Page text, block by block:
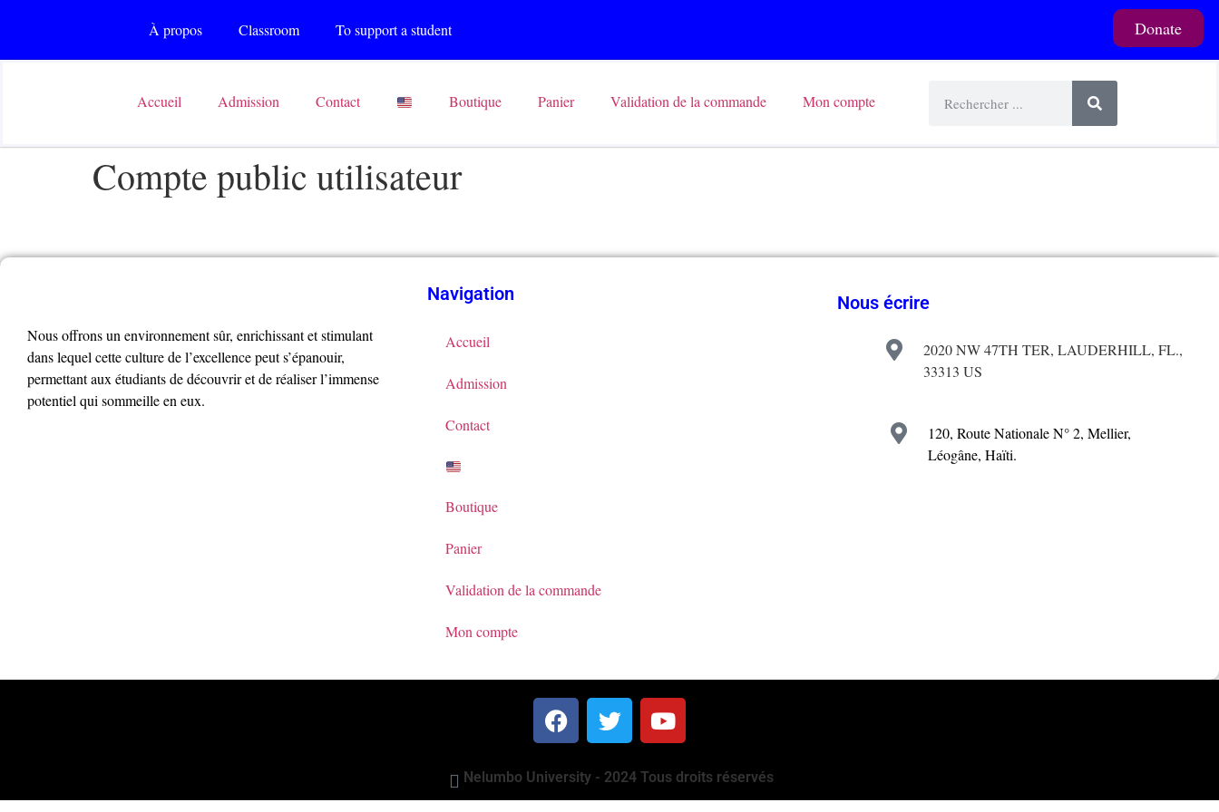
À propos Classroom To support a student Donate
Accueil Admission Contact Boutique Panier Validation de la commande Mon compte
Compte public utilisateur
Nous offrons un environnement sûr, enrichissant et stimulant
dans lequel cette culture de l’excellence peut s’épanouir,
permettant aux étudiants de découvrir et de réaliser l’immense
potentiel qui sommeille en eux.
Navigation
Accueil
Admission
Contact
Boutique
Panier
Validation de la commande
Mon compte
Nous écrire
2020 NW 47TH TER, LAUDERHILL, FL.,
33313 US
120, Route Nationale N° 2, Mellier,
Léogâne, Haïti.
Nelumbo University - 2024 Tous droits réservés